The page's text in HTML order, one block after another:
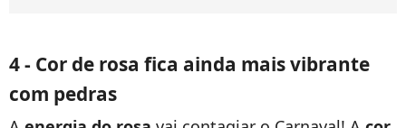
4 - Cor de rosa fica ainda mais vibrante
com pedras